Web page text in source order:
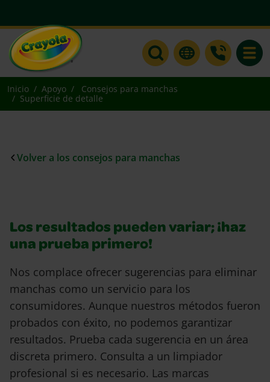
Inicio Apoyo
Consejos para manchas
Superficie de detalle
Volver a los consejos para manchas
Los resultados pueden variar; ¡haz
una prueba primero!
Nos complace ofrecer sugerencias para eliminar
manchas como un servicio para los
consumidores. Aunque nuestros métodos fueron
probados con éxito, no podemos garantizar
resultados. Prueba cada sugerencia en un área
discreta primero. Consulta a un limpiador
profesional si es necesario. Las marcas